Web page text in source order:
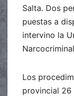
Salta. Dos
puestas a
intervino la
Los
provincial 26